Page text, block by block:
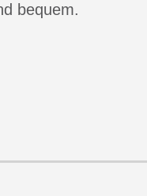
bequem.